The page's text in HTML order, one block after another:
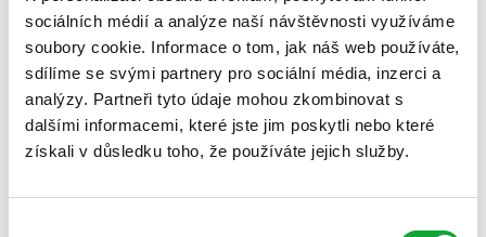
sociálních médií a analýze naší návštěvnosti využíváme
soubory cookie. Informace o tom, jak náš web používáte,
sdílíme se svými partnery pro sociální média, inzerci a
analýzy. Partneři tyto údaje mohou zkombinovat s
dalšími informacemi, které jste jim poskytli nebo které
získali v důsledku toho, že používáte jejich služby.